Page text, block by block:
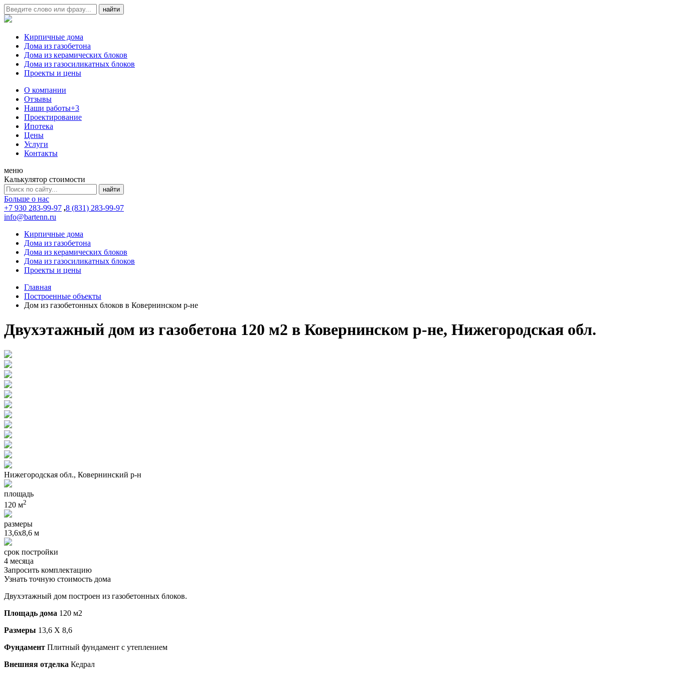
Кирпичные дома
Дома из газобетона
Дома из керамических блоков
Дома из газосиликатных блоков
Проекты и цены
О компании
Отзывы
Наши работы+3
Проектирование
Ипотека
Цены
Услуги
Контакты
меню
Калькулятор стоимости
Больше о нас
+7 930 283-99-97 ,8 (831) 283-99-97
info@bartenn.ru
Кирпичные дома
Дома из газобетона
Дома из керамических блоков
Дома из газосиликатных блоков
Проекты и цены
Главная
Построенные объекты
Дом из газобетонных блоков в Ковернинском р-не
Двухэтажный дом из газобетона 120 м2 в Ковернинском р-не, Нижегородская обл.
Нижегородская обл., Ковернинский р-н
площадь
120 м2
размеры
13,6х8,6 м
срок постройки
4 месяца
Запросить комплектацию
Узнать точную стоимость дома
Двухэтажный дом построен из газобетонных блоков.
Площадь дома 120 м2
Размеры 13,6 Х 8,6
Фундамент Плитный фундамент с утеплением
Внешняя отделка Кедрал